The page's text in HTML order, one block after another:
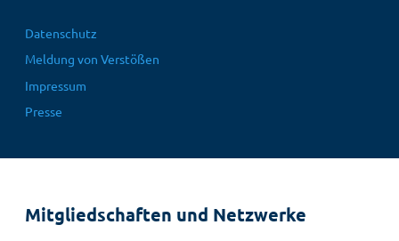
Fußbereichsmenü
Datenschutz
Meldung von Verstößen
Impressum
Presse
Mitgliedschaften und Netzwerke